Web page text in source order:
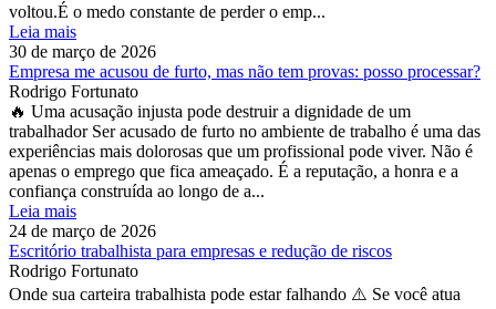
voltou.É o medo constante de perder o emp...
Leia mais
30 de março de 2026
Empresa me acusou de furto, mas não tem provas: posso processar?
Rodrigo Fortunato
🔥 Uma acusação injusta pode destruir a dignidade de um
trabalhador Ser acusado de furto no ambiente de trabalho é uma das
experiências mais dolorosas que um profissional pode viver. Não é
apenas o emprego que fica ameaçado. É a reputação, a honra e a
confiança construída ao longo de a...
Leia mais
24 de março de 2026
Escritório trabalhista para empresas e redução de riscos
Rodrigo Fortunato
Onde sua carteira trabalhista pode estar falhando ⚠️ Se você atua